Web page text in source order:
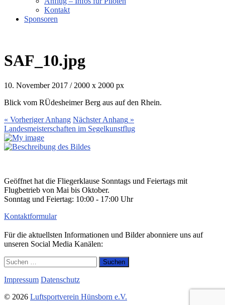
Kontakt
Sponsoren
SAF_10.jpg
10. November 2017 / 2000 x 2000 px
Blick vom RÜdesheimer Berg aus auf den Rhein.
« VorherigerAnhang NächsterAnhang »
Landesmeisterschaften im Segelkunstflug
Geöffnet hat die Fliegerklause Sonntags und Feiertags mit
Flugbetrieb von Mai bis Oktober.
Sonntag und Feiertag: 10:00 - 17:00 Uhr
Kontaktformular
Für die aktuellsten Informationen und Bilder abonniere uns auf
unseren Social Media Kanälen:
Suchen
nach:
Impressum Datenschutz
© 2026 Luftsportverein Hünsborn e.V.